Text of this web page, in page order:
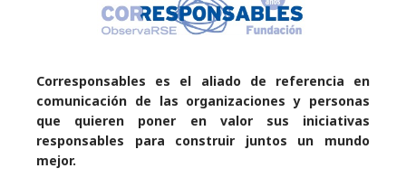
Corresponsables es el aliado de referencia en
comunicación de las organizaciones y personas
que quieren poner en valor sus iniciativas
responsables para construir juntos un mundo
mejor.